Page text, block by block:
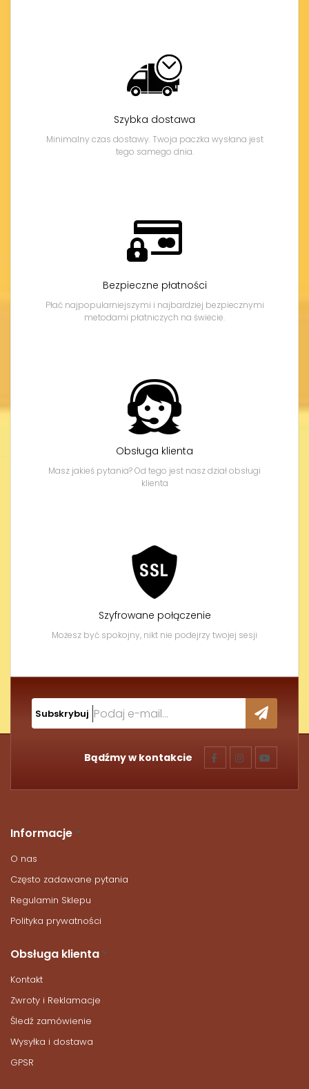
Szybka dostawa
Minimalny czas dostawy. Twoja paczka wysłana jest
tego samego dnia.
Bezpieczne płatności
Płać najpopularniejszymi i najbardziej bezpiecznymi
metodami płatniczych na świecie.
Obsługa klienta
Masz jakieś pytania? Od tego jest nasz dział obsługi
klienta
Szyfrowane połączenie
Możesz być spokojny, nikt nie podejrzy twojej sesji
Subskrybuj
Bądźmy w kontakcie
Informacje
O nas
Często zadawane pytania
Regulamin Sklepu
Polityka prywatności
Obsługa klienta
Kontakt
Zwroty i Reklamacje
Śledź zamówienie
Wysyłka i dostawa
GPSR